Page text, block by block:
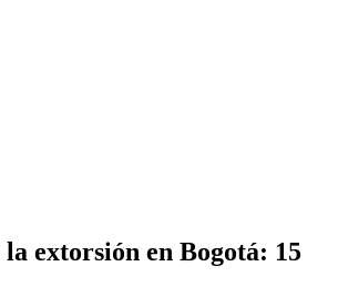
extorsión en Bogotá: 15